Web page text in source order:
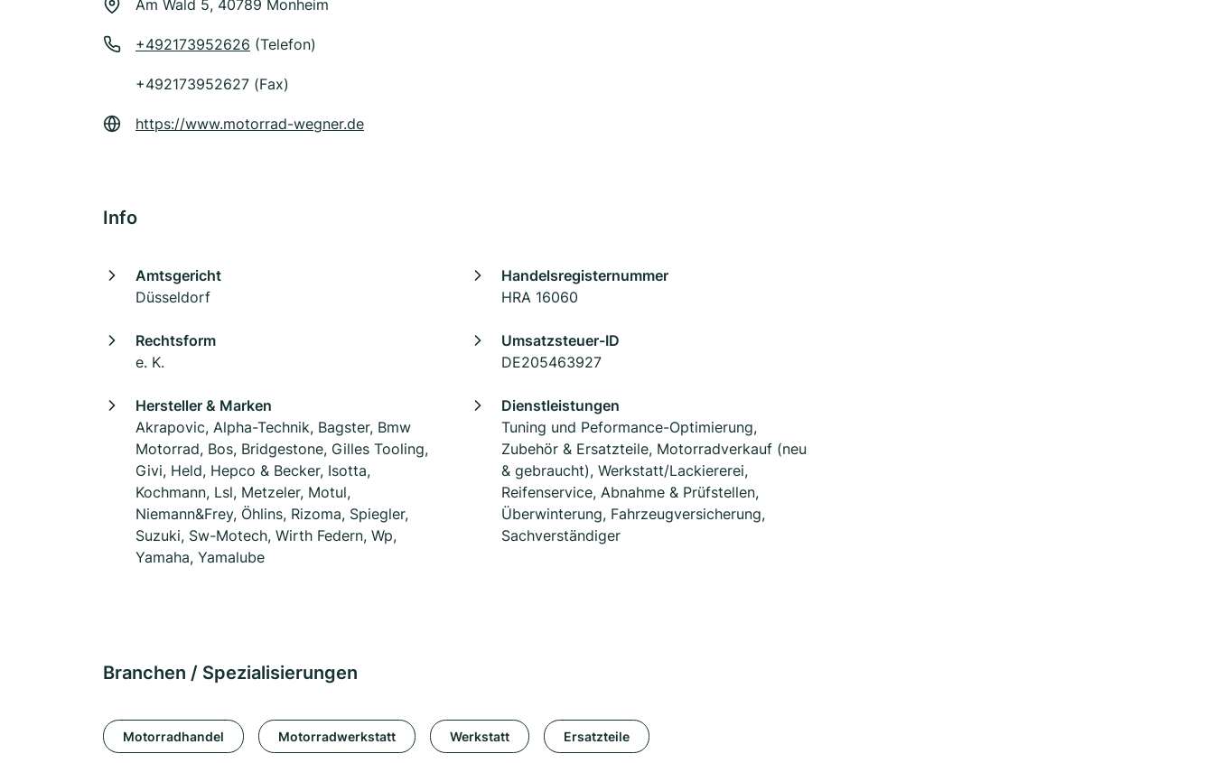
Am Wald 5, 40789 Monheim
+492173952626 (Telefon)
+492173952627 (Fax)
https://www.motorrad-wegner.de
Info
Amtsgericht
Düsseldorf
Handelsregisternummer
HRA 16060
Rechtsform
e. K.
Umsatzsteuer-ID
DE205463927
Hersteller & Marken
Akrapovic, Alpha-Technik, Bagster, Bmw
Motorrad, Bos, Bridgestone, Gilles Tooling,
Givi, Held, Hepco & Becker, Isotta,
Kochmann, Lsl, Metzeler, Motul,
Niemann&Frey, Öhlins, Rizoma, Spiegler,
Suzuki, Sw-Motech, Wirth Federn, Wp,
Yamaha, Yamalube
Dienstleistungen
Tuning und Peformance-Optimierung,
Zubehör & Ersatzteile, Motorradverkauf (neu
& gebraucht), Werkstatt/Lackiererei,
Reifenservice, Abnahme & Prüfstellen,
Überwinterung, Fahrzeugversicherung,
Sachverständiger
Branchen / Spezialisierungen
Motorradhandel Motorradwerkstatt Werkstatt Ersatzteile